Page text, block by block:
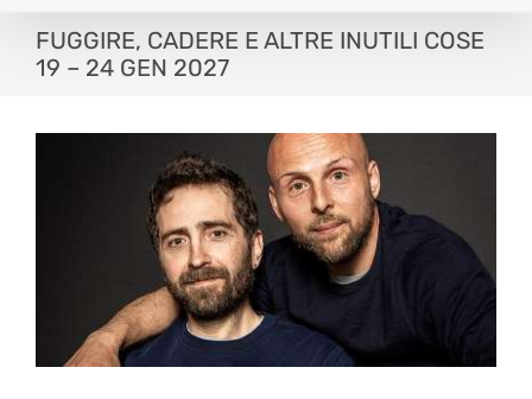
FUGGIRE, CADERE E ALTRE INUTILI COSE
19 – 24 GEN 2027